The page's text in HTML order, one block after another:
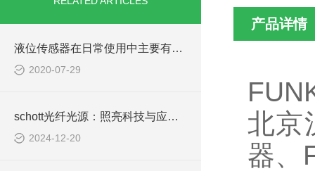
液位传感器在日常使用中主要有三种类型
2020-07-29
schott光纤光源：照亮科技与应用的新篇章
2024-12-20
产品详情
北京
器、